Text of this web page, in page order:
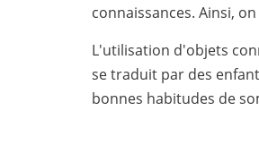
connaissances. Ainsi,
L'utilisation d'objets
se traduit par des
bonnes habitudes de